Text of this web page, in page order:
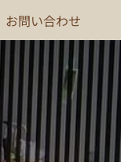
お問い合わせ